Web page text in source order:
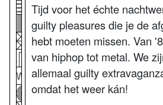
Tijd voor het échte
guilty pleasures die je de
hebt moeten missen. Van
van hiphop tot metal. We
allemaal guilty
omdat het weer kán!